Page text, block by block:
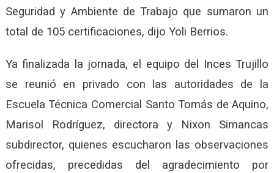
Seguridad y Ambiente de Trabajo que sumaron un
total de 105 certificaciones, dijo Yoli Berrios.
Ya finalizada la jornada, el equipo del Inces Trujillo
se reunió en privado con las autoridades de la
Escuela Técnica Comercial Santo Tomás de Aquino,
Marisol Rodríguez, directora y Nixon Simancas
subdirector, quienes escucharon las observaciones
ofrecidas, precedidas del agradecimiento por